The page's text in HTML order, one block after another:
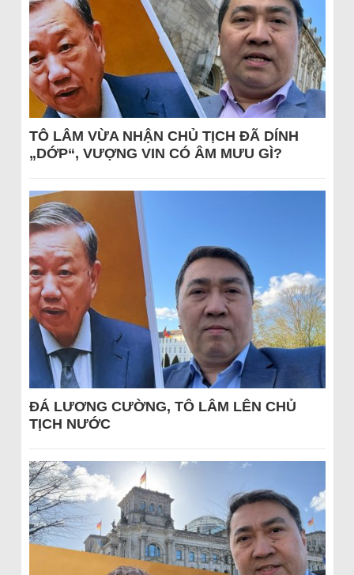
TÔ LÂM VỪA NHẬN CHỦ TỊCH ĐÃ DÍNH
„DỚP“, VƯỢNG VIN CÓ ÂM MƯU GÌ?
ĐÁ LƯƠNG CƯỜNG, TÔ LÂM LÊN CHỦ
TỊCH NƯỚC